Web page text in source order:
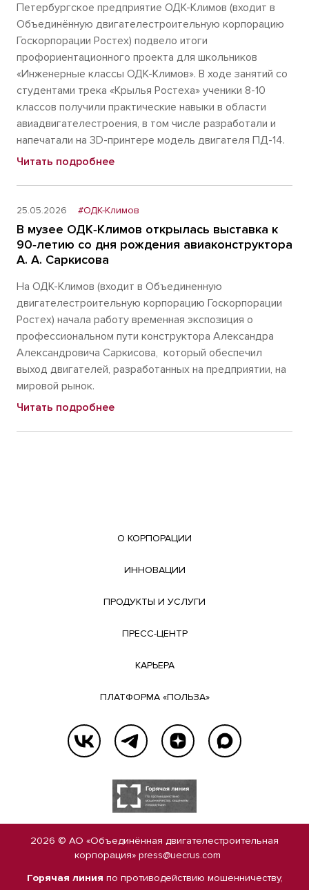
Петербургское предприятие ОДК-Климов (входит в
Объединённую двигателестроительную корпорацию
Госкорпорации Ростех) подвело итоги
профориентационного проекта для школьников
«Инженерные классы ОДК-Климов». В ходе занятий со
студентами трека «Крылья Ростеха» ученики 8-10
классов получили практические навыки в области
авиадвигателестроения, в том числе разработали и
напечатали на 3D-принтере модель двигателя ПД-14.
Читать подробнее
25.05.2026 #ОДК-Климов
В музее ОДК‑Климов открылась выставка к
90‑летию со дня рождения авиаконструктора
А. А. Саркисова
На ОДК-Климов (входит в Объединенную
двигателестроительную корпорацию Госкорпорации
Ростех) начала работу временная экспозиция о
профессиональном пути конструктора Александра
Александровича Саркисова, который обеспечил
выход двигателей, разработанных на предприятии, на
мировой рынок.
Читать подробнее
О КОРПОРАЦИИ
ИННОВАЦИИ
ПРОДУКТЫ И УСЛУГИ
ПРЕСС-ЦЕНТР
КАРЬЕРА
ПЛАТФОРМА «ПОЛЬЗА»
2026 © АО «Объединённая двигателестроительная
корпорация» press@uecrus.com
Горячая линия по противодействию мошенничеству,